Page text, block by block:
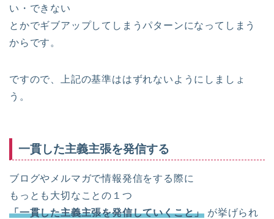
い・できない
とかでギブアップしてしまうパターンになってしまう
からです。
ですので、上記の基準ははずれないようにしましょ
う。
一貫した主義主張を発信する
ブログやメルマガで情報発信をする際に
もっとも大切なことの１つ
「一貫した主義主張を発信していくこと」 が挙げられ